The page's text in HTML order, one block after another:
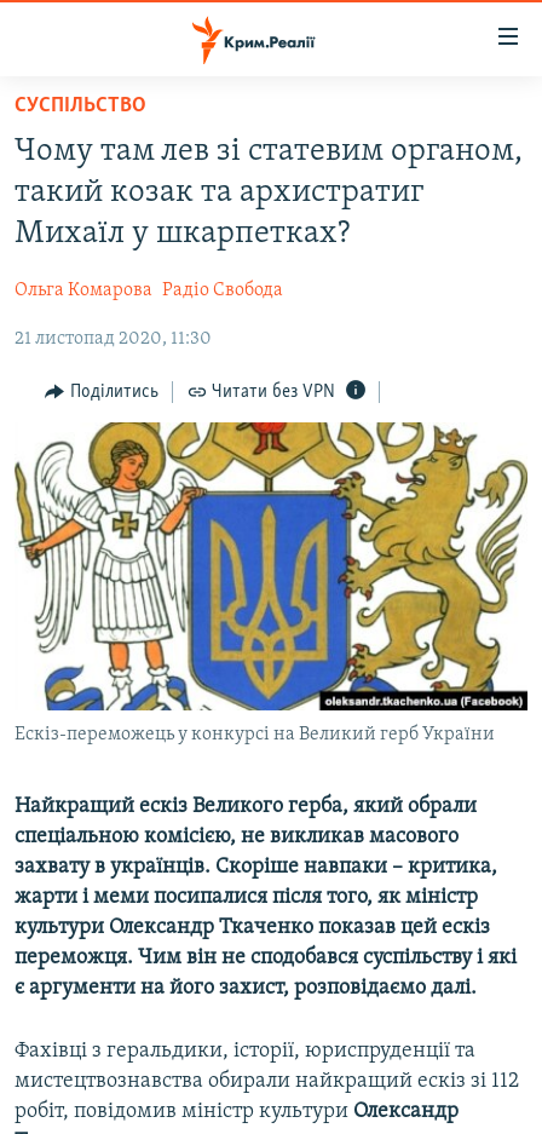
Перейти
основного
матеріалу
Перейти
до
основної
Перейти
пошуку
ВОДА.КРИМ
ВІДЕО ТА ФОТО
БЛОГИ
ПОГЛЯД
ІНТЕРВ'Ю
ВСЕ ЗА ДЕНЬ
СПЕЦПРОЕКТИ
ДЕПОРТАЦІЯ
ВІДЕОУРОКИ «ELIFBE»
СВІДЧЕННЯ ОКУПАЦІЇ
УКРАЇНСЬКА ПРОБЛЕМА КРИМУ
ІНФОГРАФІКА
ЯК ОБІЙТИ БЛОКУВАННЯ
Русский
Qırımtatar
ДОЛУЧАЙСЯ!
Усі сайти RFE/RL
СУСПІЛЬСТВО
Чому там лев зі статевим органом,
такий козак та архистратиг
Михаїл у шкарпетках?
Ольга Комарова Радіо Свобода
21 листопад 2020, 11:30
Поділитись Читати без VPN
Ескіз-переможець у конкурсі на Великий герб України
Найкращий ескіз Великого герба, який обрали
спеціальною комісією, не викликав масового
захвату в українців. Скоріше навпаки – критика,
жарти і меми посипалися після того, як міністр
культури Олександр Ткаченко показав цей ескіз
переможця. Чим він не сподобався суспільству і які
є аргументи на його захист, розповідаємо далі.
Фахівці з геральдики, історії, юриспруденції та
мистецтвознавства обирали найкращий ескіз зі 112
робіт, повідомив міністр культури Олександр